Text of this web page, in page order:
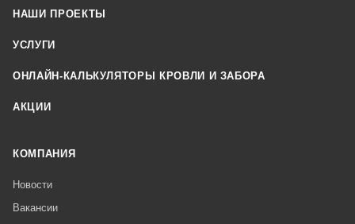
НАШИ ПРОЕКТЫ
УСЛУГИ
ОНЛАЙН-КАЛЬКУЛЯТОРЫ КРОВЛИ И ЗАБОРА
АКЦИИ
КОМПАНИЯ
Новости
Вакансии